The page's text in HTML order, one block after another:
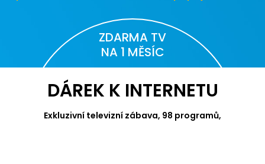
ZDARMA TV
NA 1 MĚSÍC
DÁREK K INTERNETU
Exkluzivní televizní zábava, 98 programů,